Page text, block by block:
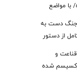
با مواضع
جنگ دست به
از دستور
و
شده